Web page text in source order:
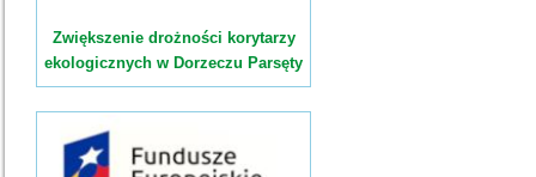
Zwiększenie drożności korytarzy
ekologicznych w Dorzeczu Parsęty